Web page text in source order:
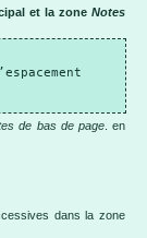
et la zone Notes
de bas de page. en
dans la zone